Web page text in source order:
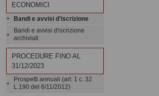
ECONOMICI
Bandi e avvisi d'iscrizione
Bandi e avvisi d'iscrizione
archiviati
PROCEDURE FINO AL
31/12/2023
Prospetti annuali (art. 1 c. 32
L.190 del 6/11/2012)